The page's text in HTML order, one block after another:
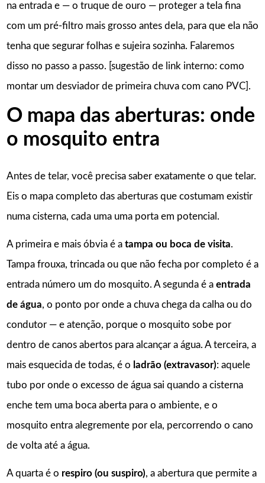
na entrada e — o truque de ouro — proteger a tela fina
com um pré-filtro mais grosso antes dela, para que ela não
tenha que segurar folhas e sujeira sozinha. Falaremos
disso no passo a passo. [sugestão de link interno: como
montar um desviador de primeira chuva com cano PVC].
O mapa das aberturas: onde
o mosquito entra
Antes de telar, você precisa saber exatamente o que telar.
Eis o mapa completo das aberturas que costumam existir
numa cisterna, cada uma uma porta em potencial.
A primeira e mais óbvia é a tampa ou boca de visita.
Tampa frouxa, trincada ou que não fecha por completo é a
entrada número um do mosquito. A segunda é a entrada
de água, o ponto por onde a chuva chega da calha ou do
condutor — e atenção, porque o mosquito sobe por
dentro de canos abertos para alcançar a água. A terceira, a
mais esquecida de todas, é o ladrão (extravasor): aquele
tubo por onde o excesso de água sai quando a cisterna
enche tem uma boca aberta para o ambiente, e o
mosquito entra alegremente por ela, percorrendo o cano
de volta até a água.
A quarta é o respiro (ou suspiro), a abertura que permite a